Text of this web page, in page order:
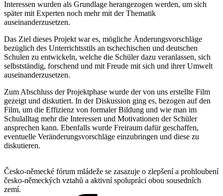
Interessen wurden als Grundlage herangezogen werden, um sich
später mit Experten noch mehr mit der Thematik
auseinanderzusetzen.
Das Ziel dieses Projekt war es, mögliche Änderungsvorschläge
bezüglich des Unterrichtsstils an tschechischen und deutschen
Schulen zu entwickeln, welche die Schüler dazu veranlassen, sich
selbstständig, forschend und mit Freude mit sich und ihrer Umwelt
auseinanderzusetzen.
Zum Abschluss der Projektphase wurde der von uns erstellte Film
gezeigt und diskutiert. In der Diskussion ging es, bezogen auf den
Film, um die Effizienz von formaler Bildung und wie man im
Schulalltag mehr die Interessen und Motivationen der Schüler
ansprechen kann. Ebenfalls wurde Freiraum dafür geschaffen,
eventuelle Veränderungsvorschläge einzubringen und diese zu
diskutieren.
Česko-německé fórum mládeže se zasazuje o zlepšení a prohloubení
česko-německých vztahů a aktivní spolupráci obou sousedních
zemí.